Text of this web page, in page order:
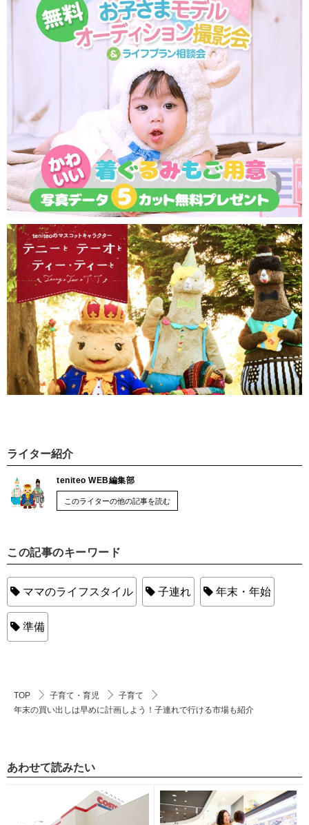
ライター紹介
teniteo WEB編集部
このライターの他の記事を読む
この記事のキーワード
ママのライフスタイル 子連れ 年末・年始
準備
TOP 子育て・育児
子育て
年末の買い出しは早めに計画しよう！子連れで行ける市場も紹介
あわせて読みたい